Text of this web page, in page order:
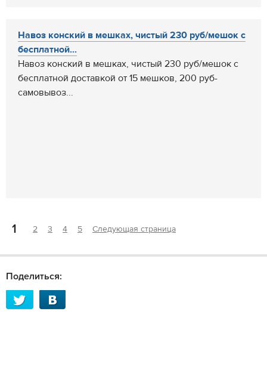
Навоз конский в мешках, чистый 230 руб/мешок с
бесплатной...
Навоз конский в мешках, чистый 230 руб/мешок с
бесплатной доставкой от 15 мешков, 200 руб-
самовывоз...
1 2 3 4 5 Следующая страница
Поделиться: